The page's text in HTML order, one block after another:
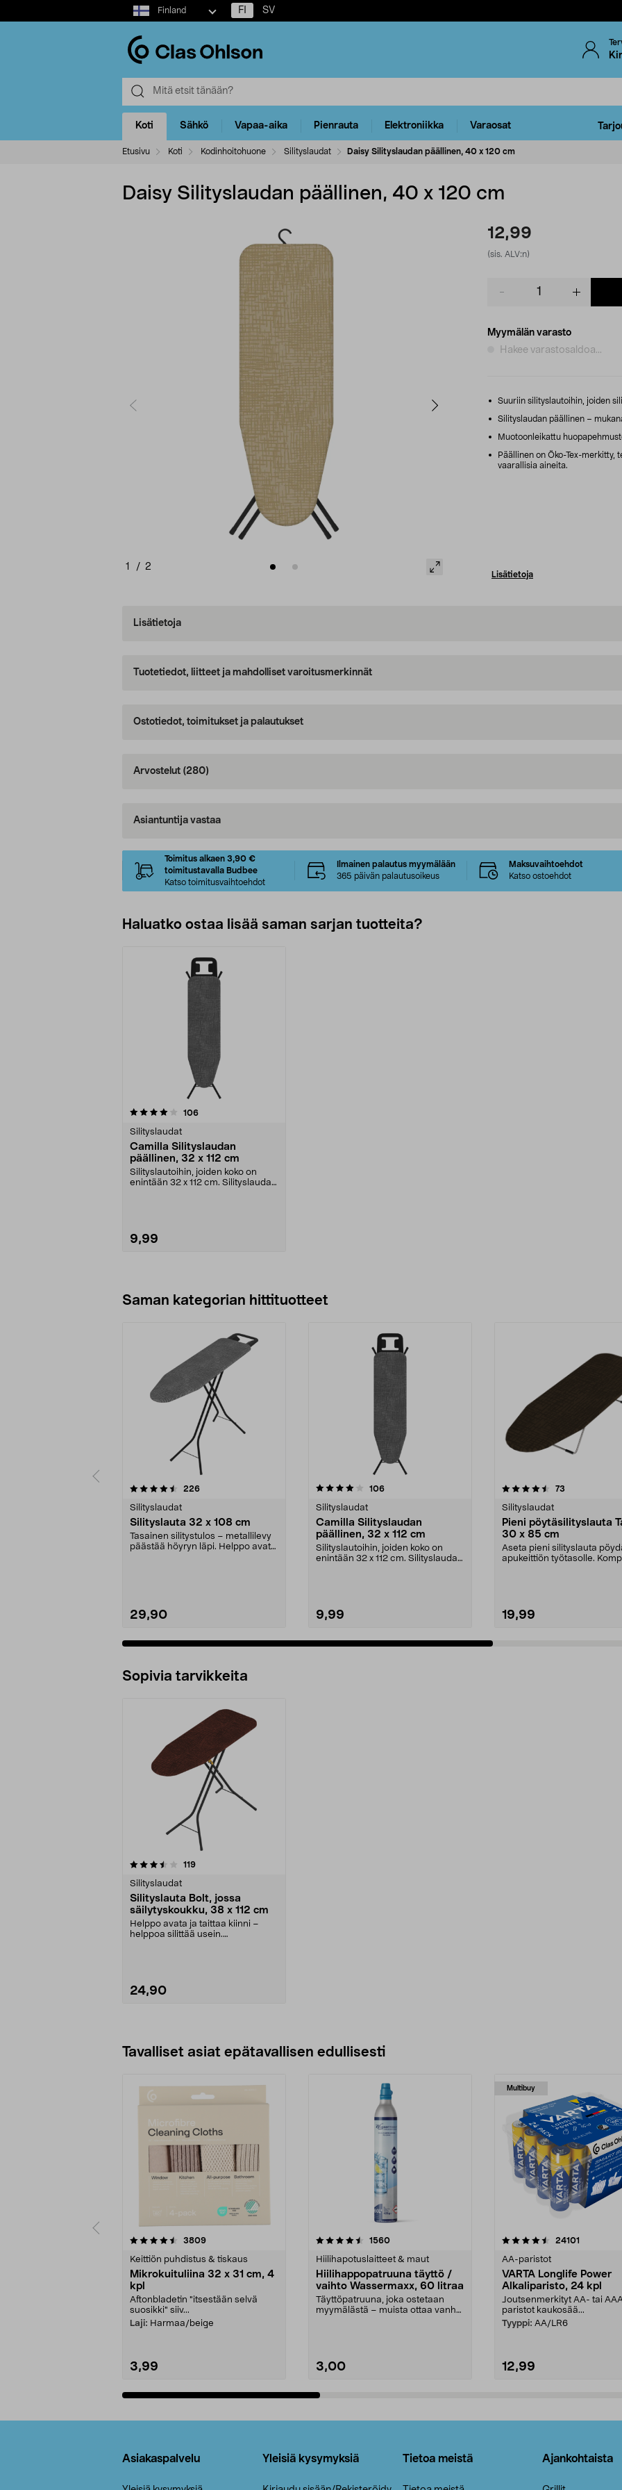
Select
market
Finland FI SV
Koti Sähkö Vapaa-aika Pienrauta Elektroniikka Varaosat
Etusivu Koti Kodinhoitohuone Silityslaudat Daisy Silityslaudan päällinen, 40 x 120 cm
Daisy Silityslaudan päällinen, 40 x 120 cm
1 / 2
12,99
(sis. ALV:n)
Myymälän varasto
Hakee varastosaldoa...
Suuriin silityslautoihin, joiden
Silityslaudan päällinen –
Muotoonleikattu
Päällinen on Öko-Tex-merkitty,
vaarallisia aineita.
Lisätietoja
Lisätietoja
Tuotetiedot, liitteet ja mahdolliset varoitusmerkinnät
Ostotiedot, toimitukset ja palautukset
Arvostelut (280)
Asiantuntija vastaa
Toimitus alkaen 3,90 €
toimitustavalla Budbee
Katso toimitusvaihtoehdot
Ilmainen palautus myymälään
365 päivän palautusoikeus
Maksuvaihtoehdot
Katso ostoehdot
Haluatko ostaa lisää saman sarjan tuotteita?
106arvostelut
Silityslaudat
Camilla Silityslaudan
päällinen, 32 x 112 cm
Silityslautoihin, joiden koko on
enintään 32 x 112 cm. Silityslaudan
9,99
Saman kategorian hittituotteet
226arvostelut
Silityslaudat
Silityslauta 32 x 108 cm
Tasainen silitystulos – metallilevy
päästää höyryn läpi. Helppo avata
29,90
4.0 viidestä
106arvostelut
Silityslaudat
Camilla Silityslaudan
päällinen, 32 x 112 cm
Silityslautoihin, joiden koko on
enintään 32 x 112 cm. Silityslaudan
9,99
4.5 viidestä
73
Silityslaudat
Pieni pöytäsilityslauta
30 x 85 cm
Aseta pieni silityslauta
apukeittiön työtasolle.
19,99
3.5 viidestä
Sopivia tarvikkeita
119arvostelut
Silityslaudat
Silityslauta Bolt, jossa
säilytyskoukku, 38 x 112 cm
Helppo avata ja taittaa kiinni –
helppoa silittää usein.
24,90
Tavalliset asiat epätavallisen edullisesti
3809arvostelut
Keittiön puhdistus & tiskaus
Mikrokuituliina 32 x 31 cm, 4
kpl
Aftonbladetin "itsestään selvä
suosikki" siiv...
Laji: Harmaa/beige
3,99
4.5viidestä
1560arvostelut
Hiilihapotuslaitteet & maut
Hiilihappopatruuna täyttö /
vaihto Wassermaxx, 60 litraa
Täyttöpatruuna, joka ostetaan
myymälästä – muista ottaa vanha
3,00
Multibuy
4.5viidestä
24101
AA-paristot
VARTA Longlife Power
Alkaliparisto, 24 kpl
Joutsenmerkityt AA- tai
paristot kaukosää...
Tyyppi: AA/LR6
12,99
4.5viidestä
Asiakaspalvelu Yleisiä kysymyksiä Tietoa meistä Ajankohtaista